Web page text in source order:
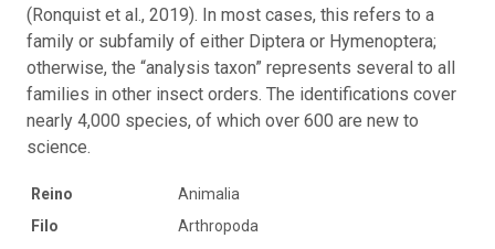
(Ronquist et al., 2019). In most cases, this refers to a
family or subfamily of either Diptera or Hymenoptera;
otherwise, the “analysis taxon” represents several to all
families in other insect orders. The identifications cover
nearly 4,000 species, of which over 600 are new to
science.
Reino
Animalia
Filo
Arthropoda